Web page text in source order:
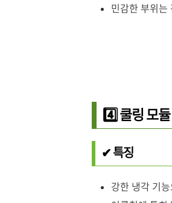
민감한 부위는
4️⃣ 쿨링 모
✔ 특징
강한 냉각 기